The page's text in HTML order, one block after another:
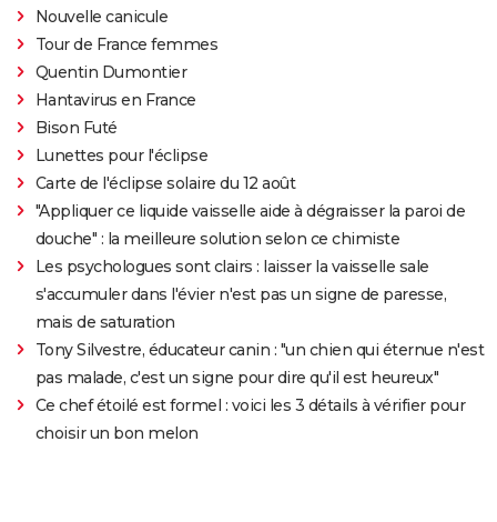
Nouvelle canicule
Tour de France femmes
Quentin Dumontier
Hantavirus en France
Bison Futé
Lunettes pour l'éclipse
Carte de l'éclipse solaire du 12 août
"Appliquer ce liquide vaisselle aide à dégraisser la paroi de
douche" : la meilleure solution selon ce chimiste
Les psychologues sont clairs : laisser la vaisselle sale
s'accumuler dans l'évier n'est pas un signe de paresse,
mais de saturation
Tony Silvestre, éducateur canin : "un chien qui éternue n'est
pas malade, c'est un signe pour dire qu'il est heureux"
Ce chef étoilé est formel : voici les 3 détails à vérifier pour
choisir un bon melon